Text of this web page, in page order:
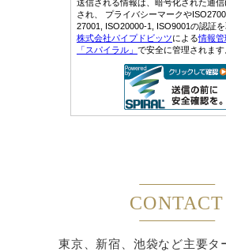
CONTACT
東京、新宿、池袋など主要タ